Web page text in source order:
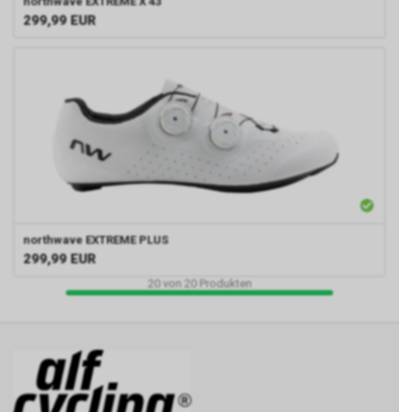
299,99 EUR
northwave EXTREME PLUS
299,99 EUR
20von 20Produkten